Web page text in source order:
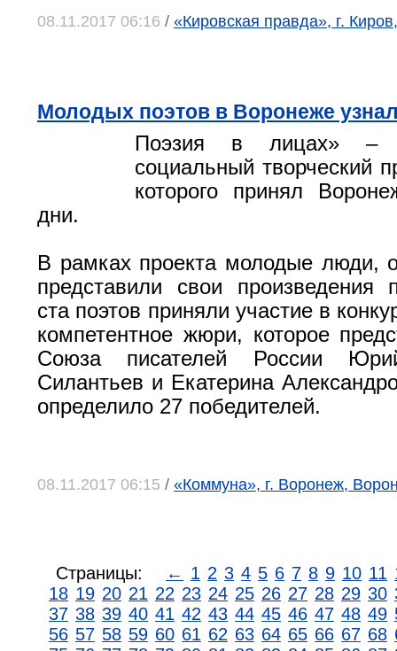
08.11.2017 06:16 / «Кировская правда», г.
Молодых поэтов в Воронеже
Поэзия в лицах» –
социальный творческий
которого принял
дни.
В рамках проекта молодые люди,
представили свои произведения
ста поэтов приняли участие в
компетентное жюри, которое
Союза писателей России
Силантьев и Екатерина
определило 27 победителей.
08.11.2017 06:15 / «Коммуна», г. Воронеж,
Страницы: ← 1 2 3 4 5 6 7 8 9 10 11
18 19 20 21 22 23 24 25 26 27 28 29 30
37 38 39 40 41 42 43 44 45 46 47 48 49
56 57 58 59 60 61 62 63 64 65 66 67 68